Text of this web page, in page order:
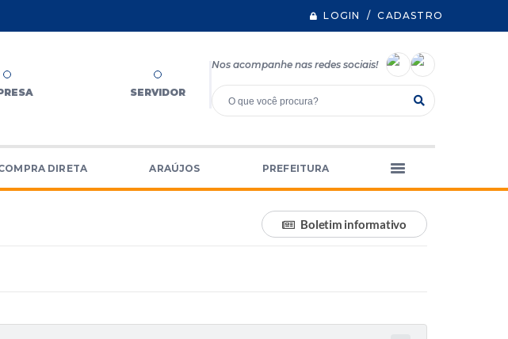
LOGIN / CADASTRO
SERVIDOR
Nos acompanhe nas redes sociais!
DIRETA ARAÚJOS PREFEITURA
Boletim informativo